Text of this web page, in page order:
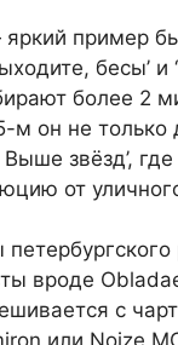
пример
бесы’
более 2
м он не
Выше звёзд’,
от
вроде
с